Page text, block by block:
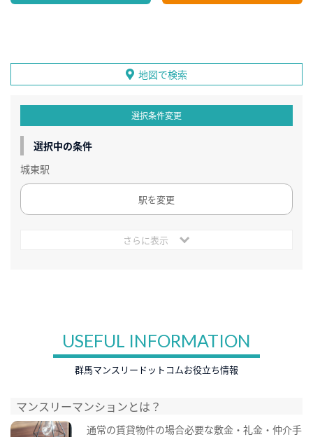
地図で検索
選択条件変更
選択中の条件
城東駅
駅を変更
さらに表示
USEFUL INFORMATION
群馬マンスリードットコムお役立ち情報
マンスリーマンションとは？
通常の賃貸物件の場合必要な敷金・礼金・仲介手